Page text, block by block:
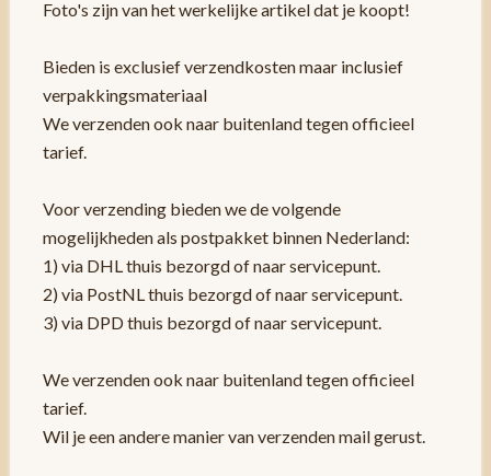
Foto's zijn van het werkelijke artikel dat je koopt!
Bieden is exclusief verzendkosten maar inclusief
verpakkingsmateriaal
We verzenden ook naar buitenland tegen officieel
tarief.
Voor verzending bieden we de volgende
mogelijkheden als postpakket binnen Nederland:
1) via DHL thuis bezorgd of naar servicepunt.
2) via PostNL thuis bezorgd of naar servicepunt.
3) via DPD thuis bezorgd of naar servicepunt.
We verzenden ook naar buitenland tegen officieel
tarief.
Wil je een andere manier van verzenden mail gerust.